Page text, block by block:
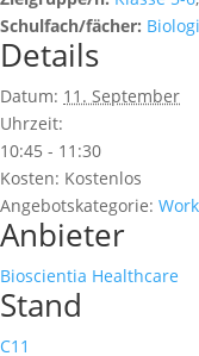
Schulfach/fächer:
Details
Datum: 11. September
Uhrzeit:
10:45 - 11:30
Kosten: Kostenlos
Angebotskategorie:
Anbieter
Bioscientia Healthcare
Stand
C11